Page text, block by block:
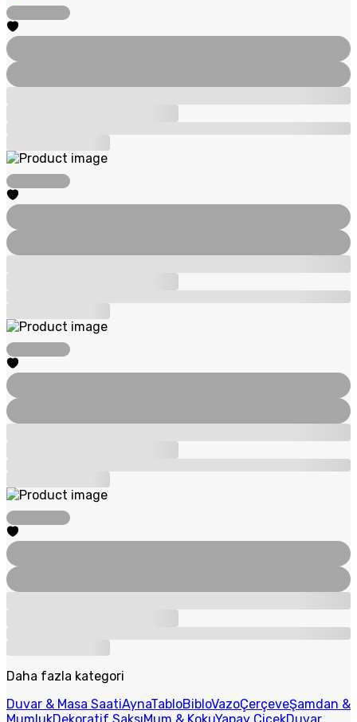
Daha fazla kategori
Duvar & Masa SaatiAynaTabloBibloVazoÇerçeveŞamdan &